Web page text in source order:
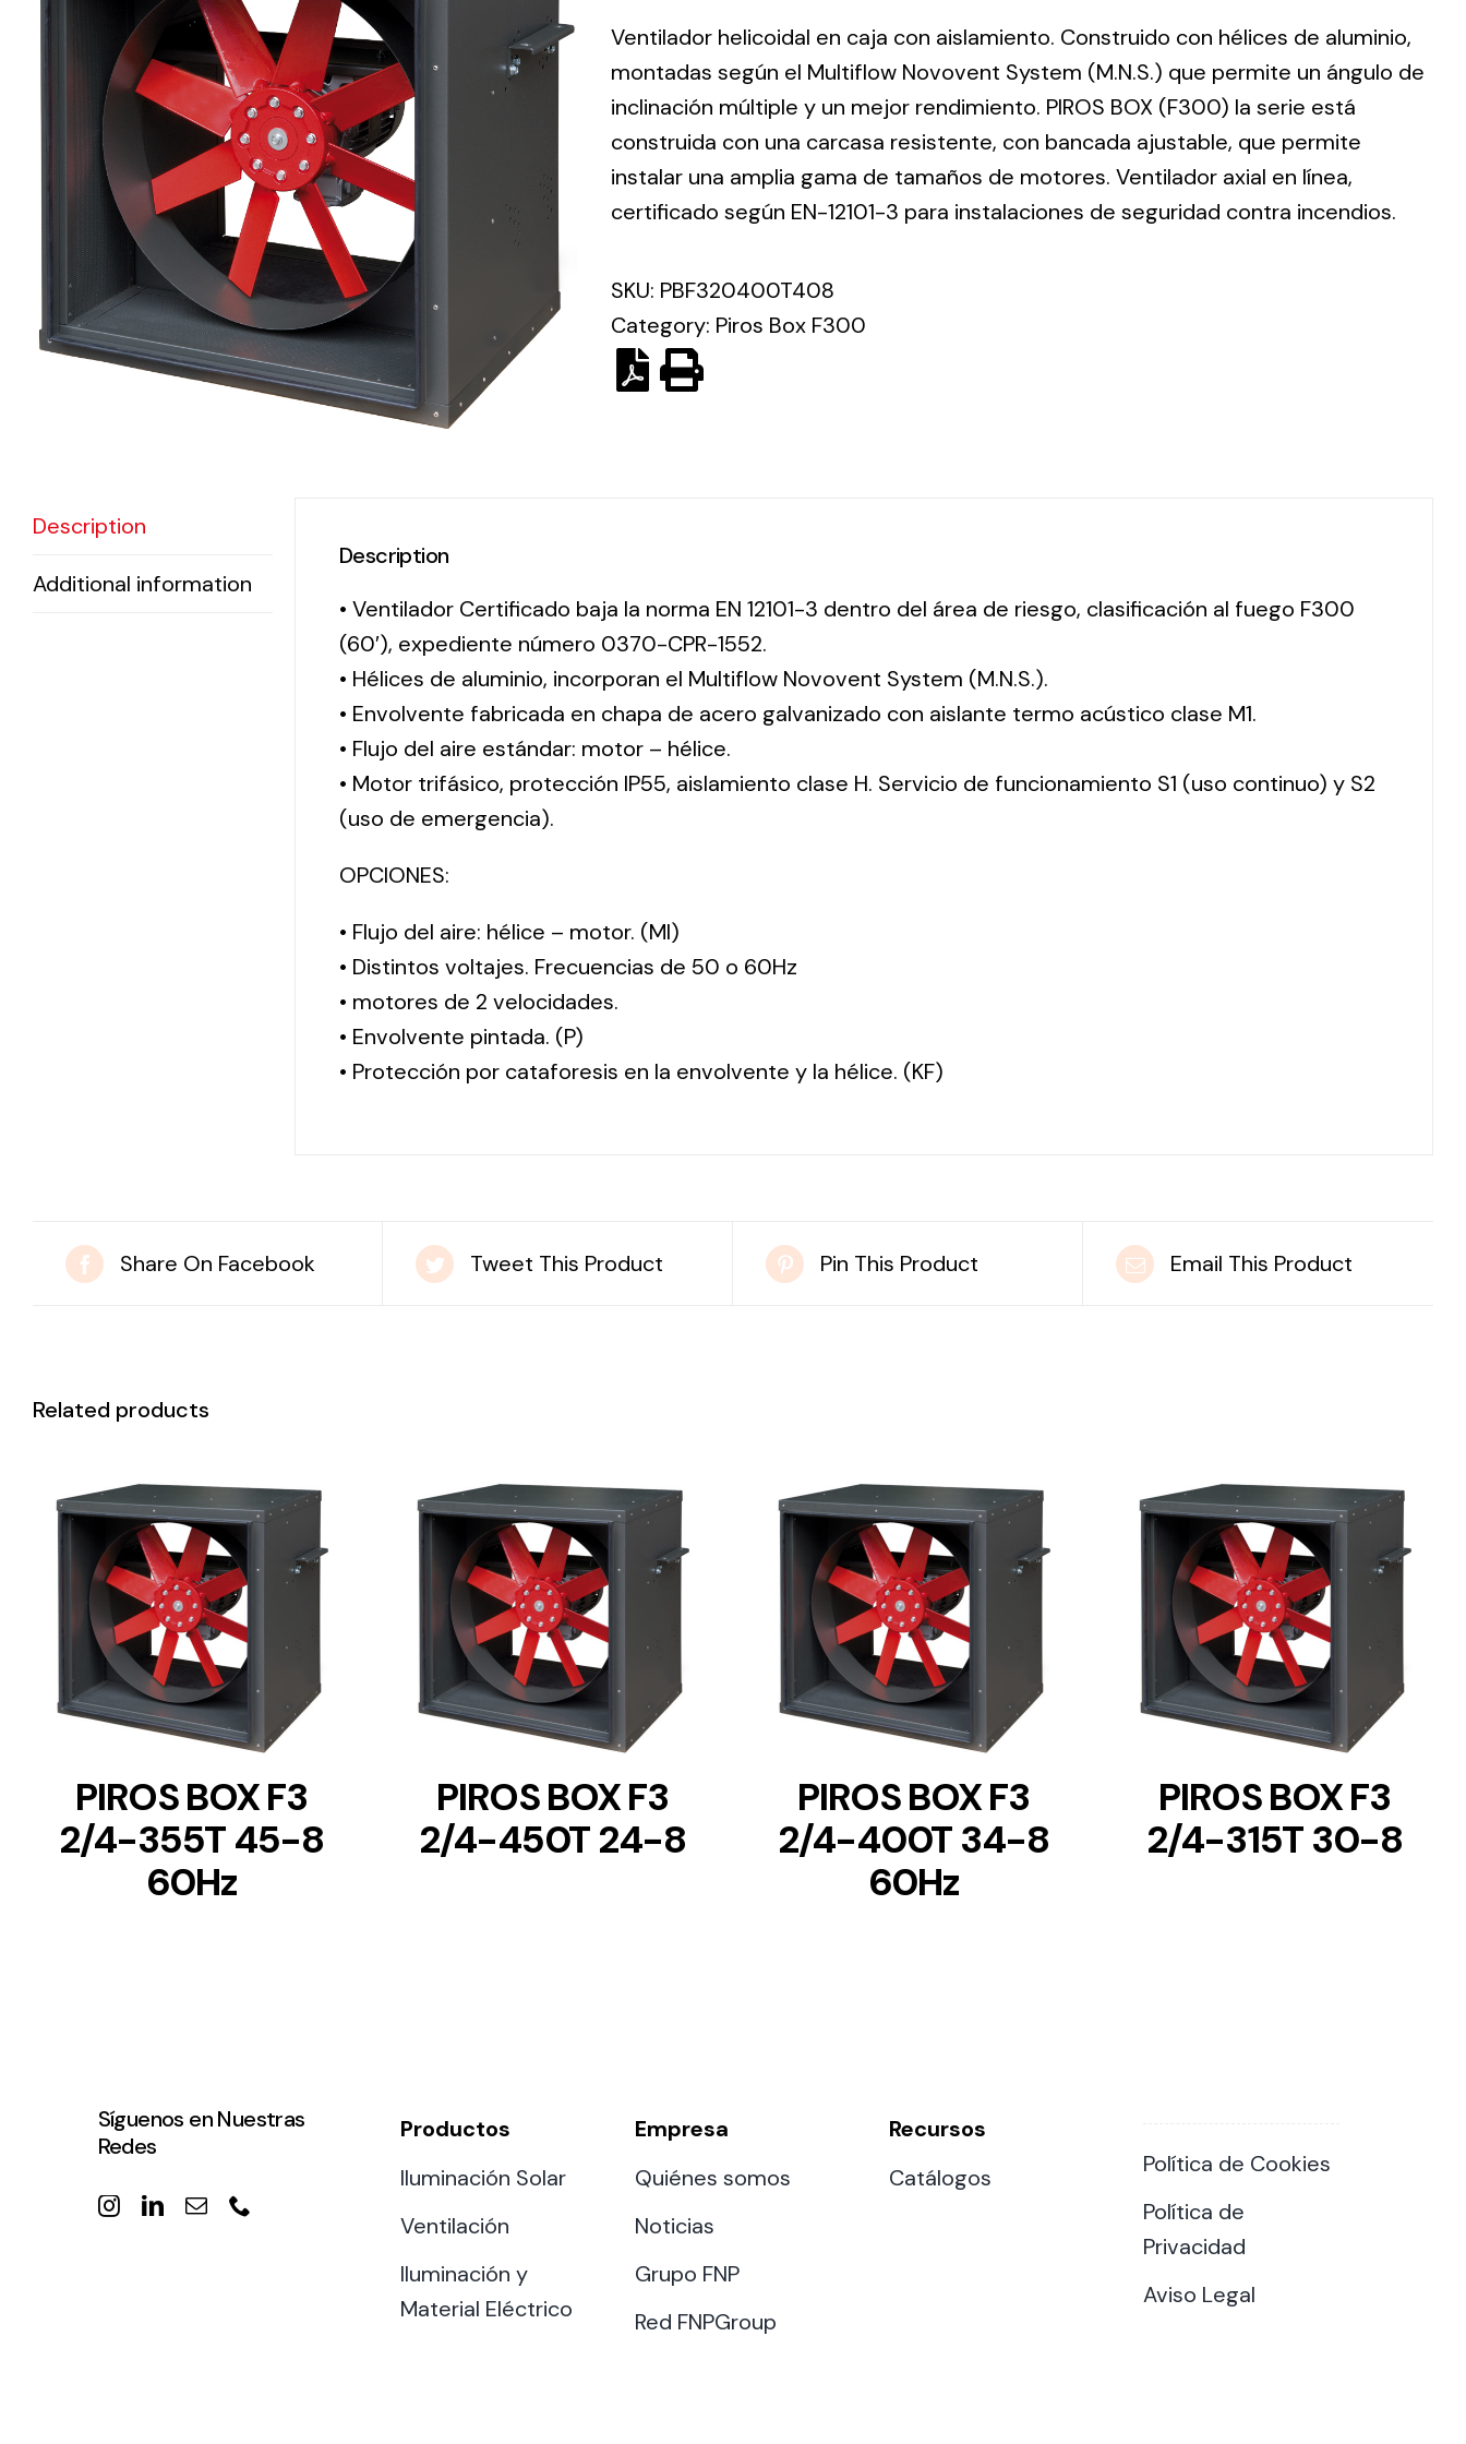
Electrical
Equipment
solutions in
lighting and
electrical
material for
each project
Ventilation
The
incorporation of
Novovent into
offer of
ventilation
products for
different uses
Solar lighting
solutions for all
Ventilador helicoidal en caja con aislamiento. Construido con hélices de aluminio,
montadas según el Multiflow Novovent System (M.N.S.) que permite un ángulo de
inclinación múltiple y un mejor rendimiento. PIROS BOX (F300) la serie está
construida con una carcasa resistente, con bancada ajustable, que permite
instalar una amplia gama de tamaños de motores. Ventilador axial en línea,
certificado según EN-12101-3 para instalaciones de seguridad contra incendios.
SKU: PBF320400T408
Category: Piros Box F300
Description
Additional information
Description
• Ventilador Certificado baja la norma EN 12101-3 dentro del área de riesgo, clasificación al fuego F300
(60′), expediente número 0370-CPR-1552.
• Hélices de aluminio, incorporan el Multiflow Novovent System (M.N.S.).
• Envolvente fabricada en chapa de acero galvanizado con aislante termo acústico clase M1.
• Flujo del aire estándar: motor – hélice.
• Motor trifásico, protección IP55, aislamiento clase H. Servicio de funcionamiento S1 (uso continuo) y S2
(uso de emergencia).
OPCIONES:
• Flujo del aire: hélice – motor. (MI)
• Distintos voltajes. Frecuencias de 50 o 60Hz
• motores de 2 velocidades.
• Envolvente pintada. (P)
• Protección por cataforesis en la envolvente y la hélice. (KF)
Share On Facebook Tweet This Product Pin This Product Email This Product
Related products
DETAILS
PIROS BOX F3
2/4-355T 45-8
60Hz
DETAILS
PIROS BOX F3
2/4-450T 24-8
DETAILS
PIROS BOX F3
2/4-400T 34-8
60Hz
DETAILS
PIROS BOX F3
2/4-315T 30-8
Síguenos en Nuestras
Redes
Productos
Iluminación Solar
Ventilación
Iluminación y
Material Eléctrico
Empresa
Quiénes somos
Noticias
Grupo FNP
Red FNPGroup
Recursos
Catálogos
Política de Cookies
Política de
Privacidad
Aviso Legal